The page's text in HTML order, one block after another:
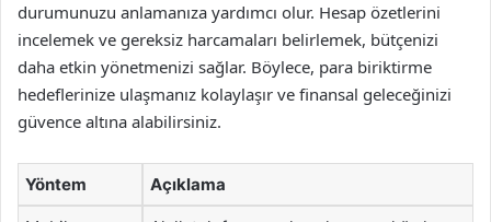
durumunuzu anlamanıza yardımcı olur. Hesap özetlerini
incelemek ve gereksiz harcamaları belirlemek, bütçenizi
daha etkin yönetmenizi sağlar. Böylece, para biriktirme
hedeflerinize ulaşmanız kolaylaşır ve finansal geleceğinizi
güvence altına alabilirsiniz.
Yöntem Açıklama